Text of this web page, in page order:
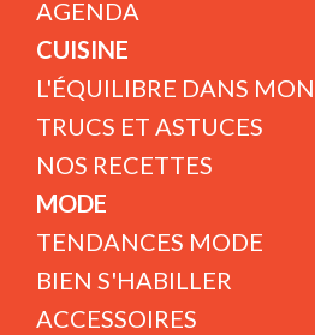
AGENDA
CUISINE
L'ÉQUILIBRE DANS
TRUCS ET ASTUCES
NOS RECETTES
MODE
TENDANCES MODE
BIEN S'HABILLER
ACCESSOIRES